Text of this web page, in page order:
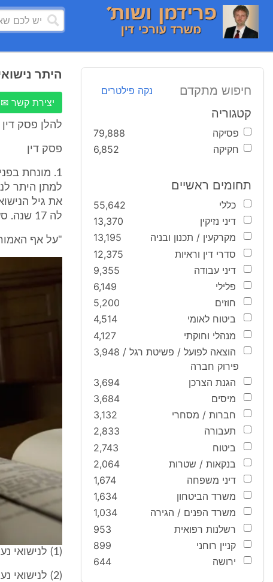
חיפוש מתקדם נקה פילטרים
קטגוריה
פסיקה
79,888
חקיקה
6,852
תחומים ראשיים
כללי
55,642
דיני נזיקין
13,370
מקרקעין / תכנון ובניה
13,195
סדרי דין וראיות
12,375
דיני עבודה
9,355
פלילי
6,149
חוזים
5,200
ביטוח לאומי
4,514
מנהלי וחוקתי
4,127
הוצאה לפועל / פשיטת רגל /
פירוק חברה
3,948
הגנת הצרכן
3,694
מיסים
3,684
חברות / מסחרי
3,132
תעבורה
2,833
ביטוח
2,743
בנקאות / שטרות
2,064
דיני משפחה
1,674
משרד הביטחון
1,634
משרד הפנים / הגירה
1,034
רשלנות רפואית
953
קניין רוחני
899
ירושה
644
היתר
יצירת קשר ✉
להלן פסק דין
פסק דין
לה 17 שנה. סעיף 5 קובע:
"על אף
(1) לנישואי נערה - אם היא ילדה או הרתה לאיש אשר ברצונה להינשא; ...